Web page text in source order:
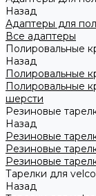
Назад
Адаптеры для
Все адаптеры
Полировальные
Назад
Полировальные
Полировальные
шерсти
Резиновые
Назад
Резиновые
Резиновые
Резиновые
Тарелки для
Назад